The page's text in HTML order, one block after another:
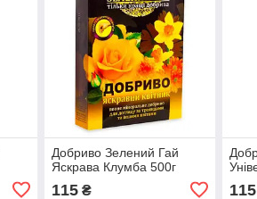
Добриво Зелений Гай
Яскрава Клумба 500г
115₴ 115